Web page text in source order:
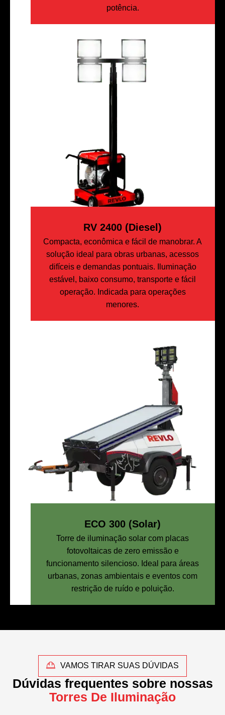
potência.
RV 2400 (Diesel)
Compacta, econômica e fácil de manobrar. A
solução ideal para obras urbanas, acessos
difíceis e demandas pontuais. Iluminação
estável, baixo consumo, transporte e fácil
operação. Indicada para operações
menores.
ECO 300 (Solar)
Torre de iluminação solar com placas
fotovoltaicas de zero emissão e
funcionamento silencioso. Ideal para áreas
urbanas, zonas ambientais e eventos com
restrição de ruído e poluição.
VAMOS TIRAR SUAS DÚVIDAS
Dúvidas frequentes sobre nossas
Torres De Iluminação